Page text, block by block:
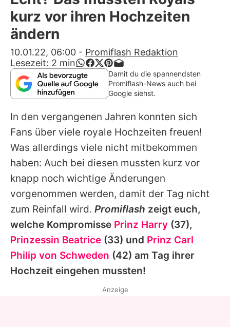
Alle Themen auf Promiflash
App runterladen
Team
Redaktionelle Richtlinien
Impressum
Datenschutzerklärung
Nutzungsbedingungen
Utiq verwalten
kurz vor ihren Hochzeiten
ändern
10.01.22, 06:00 - Promiflash Redaktion
Lesezeit: 2 min
Damit du die spannendsten
Promiflash-News auch bei
Google siehst.
In den vergangenen Jahren konnten sich
Fans über viele royale Hochzeiten freuen!
Was allerdings viele nicht mitbekommen
haben: Auch bei diesen mussten kurz vor
knapp noch wichtige Änderungen
vorgenommen werden, damit der Tag nicht
zum Reinfall wird. Promiflash zeigt euch,
welche Kompromisse Prinz Harry (37),
Prinzessin Beatrice (33) und Prinz Carl
Philip von Schweden (42) am Tag ihrer
Hochzeit eingehen mussten!
Anzeige